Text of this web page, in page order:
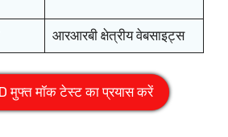
आरआरबी क्षेत्रीय वेबसाइट्स
मुफ्त मॉक टेस्ट का प्रयास करें